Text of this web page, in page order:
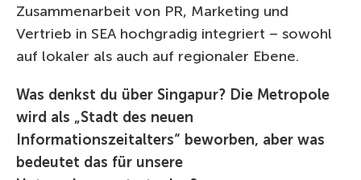
Zusammenarbeit von PR, Marketing und
Vertrieb in SEA hochgradig integriert – sowohl
auf lokaler als auch auf regionaler Ebene.
Was denkst du über Singapur? Die Metropole
wird als „Stadt des neuen
Informationszeitalters“ beworben, aber was
bedeutet das für unsere